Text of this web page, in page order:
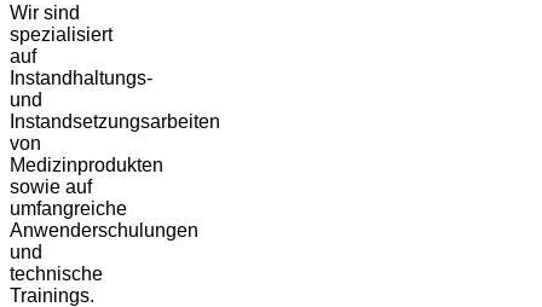
Wir sind
spezialisiert
auf
Instandhaltungs-
und
Instandsetzungsarbeiten
von
Medizinprodukten
sowie auf
umfangreiche
Anwenderschulungen
und
technische
Trainings.